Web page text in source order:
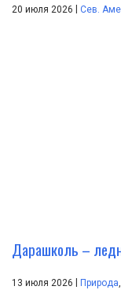
20 июля 2026 Сев.
Дарашколь –
13 июля 2026 Природа,